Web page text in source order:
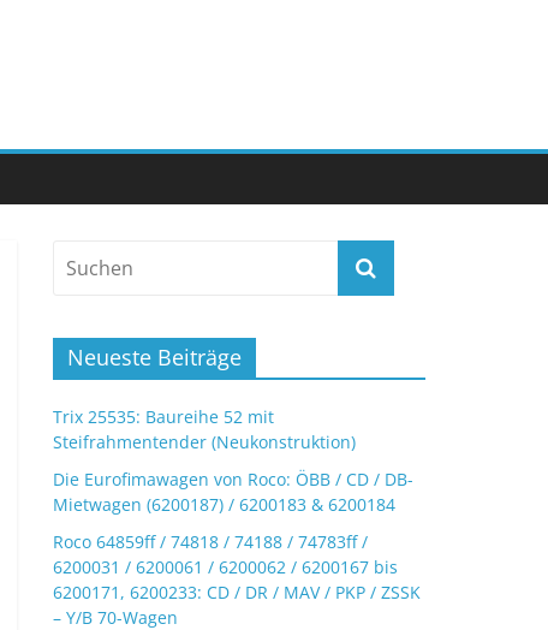
Neueste Beiträge
Trix 25535: Baureihe 52 mit
Steifrahmentender (Neukonstruktion)
Die Eurofimawagen von Roco: ÖBB / CD / DB-
Mietwagen (6200187) / 6200183 & 6200184
Roco 64859ff / 74818 / 74188 / 74783ff /
6200031 / 6200061 / 6200062 / 6200167 bis
6200171, 6200233: CD / DR / MAV / PKP / ZSSK
– Y/B 70-Wagen